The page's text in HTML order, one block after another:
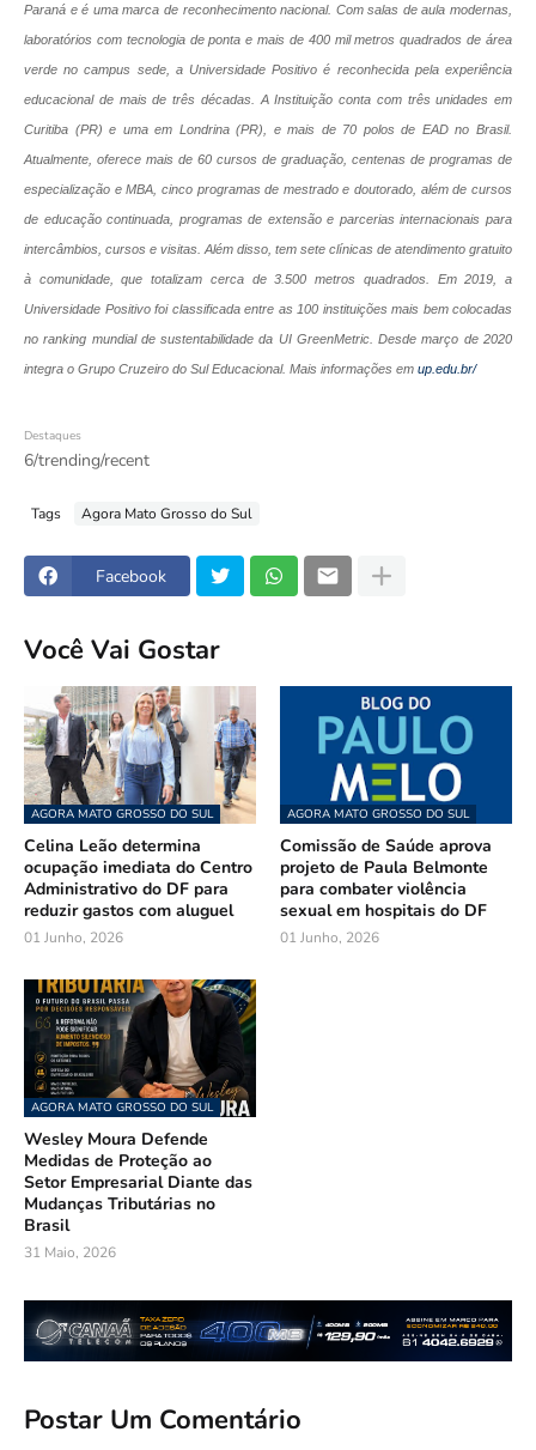
Paraná e é uma marca de reconhecimento nacional. Com salas de aula modernas,
laboratórios com tecnologia de ponta e mais de 400 mil metros quadrados de área
verdeno campus sede, a Universidade Positivo é reconhecida pela experiência
educacional de mais de três décadas. A Instituição conta com três unidades em
Curitiba (PR) e uma em Londrina (PR), e mais de 70 polos de EAD no Brasil.
Atualmente, oferece mais de 60 cursos de graduação, centenas de programas de
especialização e MBA, cinco programas de mestrado e doutorado, além de cursos
de educação continuada, programas de extensão e parcerias internacionais para
intercâmbios, cursos e visitas. Além disso, tem sete clínicas de atendimento gratuito
à comunidade, que totalizam cerca de 3.500 metros quadrados. Em 2019, a
Universidade Positivo foi classificada entre as 100 instituições mais bem colocadas
no ranking mundial de sustentabilidade da UI GreenMetric. Desde março de 2020
integra o Grupo Cruzeiro do Sul Educacional. Mais informações em up.edu.br/
Destaques
6/trending/recent
Tags Agora Mato Grosso do Sul
Facebook
Você Vai Gostar
AGORA MATO GROSSO DO SUL
Celina Leão determina
ocupação imediata do Centro
Administrativo do DF para
reduzir gastos com aluguel
01 Junho, 2026
AGORA MATO GROSSO DO SUL
Comissão de Saúde aprova
projeto de Paula Belmonte
para combater violência
sexual em hospitais do DF
01 Junho, 2026
AGORA MATO GROSSO DO SUL
Wesley Moura Defende
Medidas de Proteção ao
Setor Empresarial Diante das
Mudanças Tributárias no
Brasil
31 Maio, 2026
Postar Um Comentário